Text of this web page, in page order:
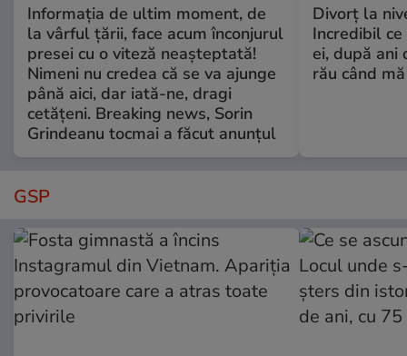
Informația de ultim moment, de
la vârful țării, face acum înconjurul
presei cu o viteză neașteptată!
Nimeni nu credea că se va ajunge
până aici, dar iată-ne, dragi
cetățeni. Breaking news, Sorin
Grindeanu tocmai a făcut anunțul
Divorț la
Incredibil
ei, după ani
rău când
GSP